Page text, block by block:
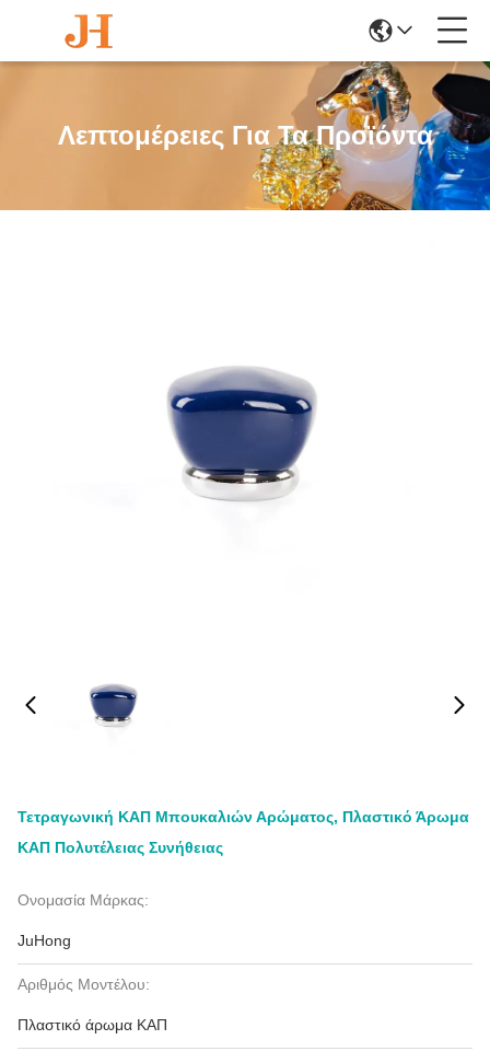
Λεπτομέρειες Για Τα Προϊόντα
Τετραγωνική ΚΑΠ Μπουκαλιών Αρώματος, Πλαστικό Άρωμα
ΚΑΠ Πολυτέλειας Συνήθειας
Ονομασία Μάρκας:
JuHong
Αριθμός Μοντέλου:
Πλαστικό άρωμα ΚΑΠ